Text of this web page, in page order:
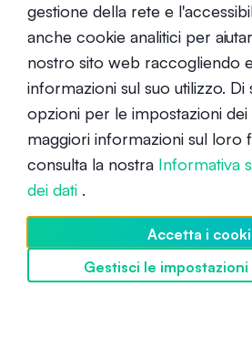
Che cos'è Livepeer
Principiante 30
gestione della rete e
anche cookie analitici per
nostro sito web raccogliendo
informazioni sul suo utilizzo. Di
opzioni per le impostazioni
maggiori informazioni sul loro
consulta la nostra Informativa
dei dati .
Accetta i
Gestisci le
Scopri